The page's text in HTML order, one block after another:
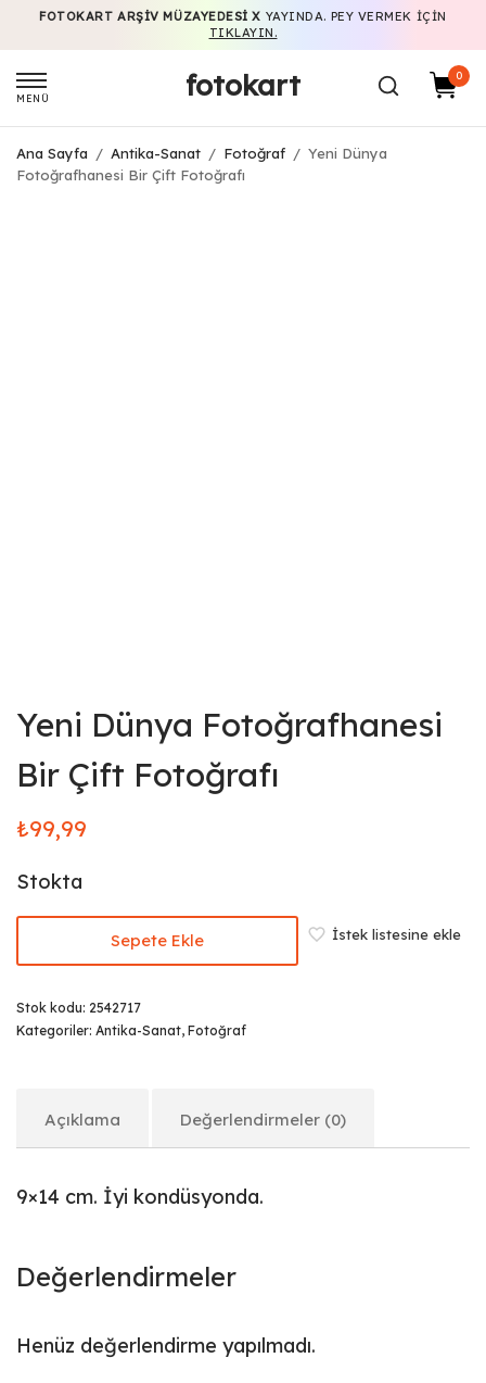
FOTOKART ARŞIV MÜZAYEDESI X YAYINDA. PEY VERMEK IÇIN
TIKLAYIN.
MENÜ fotokart 0
Ana Sayfa / Antika-Sanat / Fotoğraf / Yeni Dünya
Fotoğrafhanesi Bir Çift Fotoğrafı
Yeni Dünya Fotoğrafhanesi
Bir Çift Fotoğrafı
₺99,99
Stokta
Sepete Ekle İstek listesine ekle
Stok kodu: 2542717
Kategoriler: Antika-Sanat, Fotoğraf
Açıklama Değerlendirmeler (0)
9×14 cm. İyi kondüsyonda.
Değerlendirmeler
Henüz değerlendirme yapılmadı.